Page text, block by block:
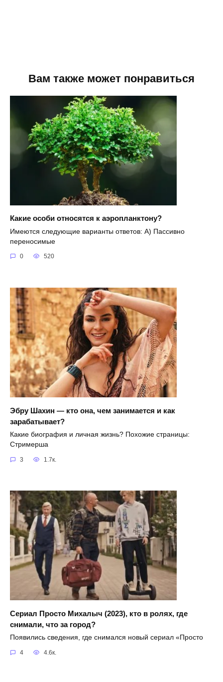
Вам также может понравиться
Какие особи относятся к аэропланктону?
Имеются следующие варианты ответов: A) Пассивно
переносимые
0 520
Эбру Шахин — кто она, чем занимается и как
зарабатывает?
Какие биография и личная жизнь? Похожие страницы:
Стримерша
3 1.7к.
Сериал Просто Михалыч (2023), кто в ролях, где
снимали, что за город?
Появились сведения, где снимался новый сериал «Просто
4 4.6к.